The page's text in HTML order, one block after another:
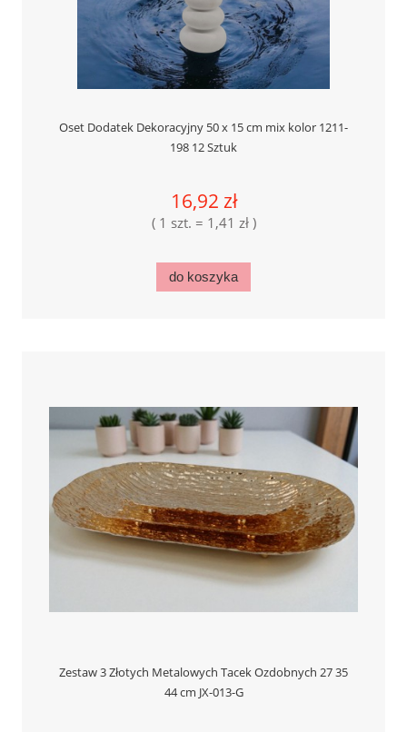
Oset Dodatek Dekoracyjny 50 x 15 cm mix kolor 1211-
198 12 Sztuk
16,92 zł
( 1 szt. = 1,41 zł )
do koszyka
Zestaw 3 Złotych Metalowych Tacek Ozdobnych 27 35
44 cm JX-013-G